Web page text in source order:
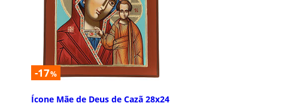
-17%
Ícone Mãe de Deus de Cazã 28x24